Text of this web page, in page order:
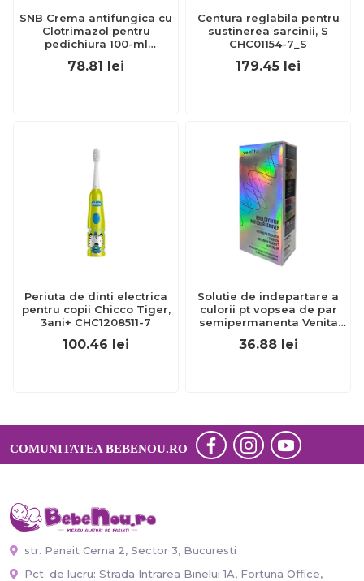
SNB Crema antifungica cu
Clotrimazol pentru
pedichiura 100-ml
EXL359_918
78.81 lei
Centura reglabila pentru
sustinerea sarcinii, S
CHC01154-7_S
179.45 lei
Periuta de dinti electrica
pentru copii Chicco Tiger,
3ani+ CHC1208511-7
100.46 lei
Solutie de indepartare a
culorii pt vopsea de par
semipermanenta Venita
Hair Color Remover, 115ml
15 ml
36.88 lei
COMUNITATEA BEBENOU.RO
str. Panait Cerna 2, Sector 3, Bucuresti
Pct. de lucru: Strada Intrarea Binelui 1A, Fortuna Office,